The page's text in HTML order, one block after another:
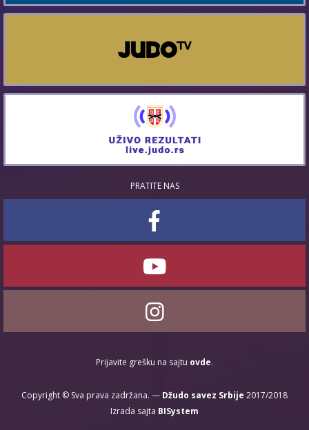
PRATITE NAS
Prijavite grešku na sajtu ovde.
Copyright © Sva prava zadržana. — Džudo savez Srbije 2017/2018
Izrada sajta BISystem